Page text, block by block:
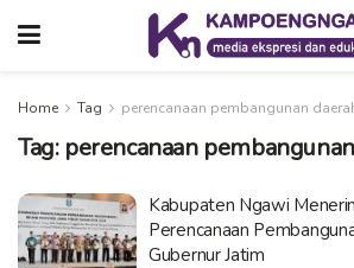
Home Tag perencanaan pembangunan
Tag: perencanaan
Kabupaten Ngawi
Perencanaan
Gubernur Jatim